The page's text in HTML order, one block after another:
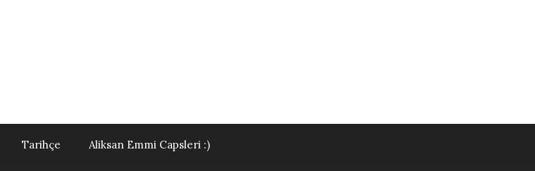
Tarihçe Aliksan Emmi Capsleri :)